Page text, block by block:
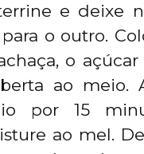
e deixe
o outro.
o
ao meio.
por 15
ao mel.